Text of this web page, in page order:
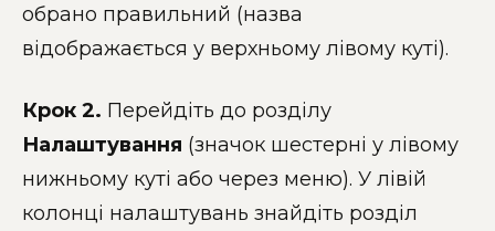
обрано правильний (назва
відображається у верхньому лівому куті).
Крок 2. Перейдіть до розділу
Налаштування (значок шестерні у лівому
нижньому куті або через меню). У лівій
колонці налаштувань знайдіть розділ